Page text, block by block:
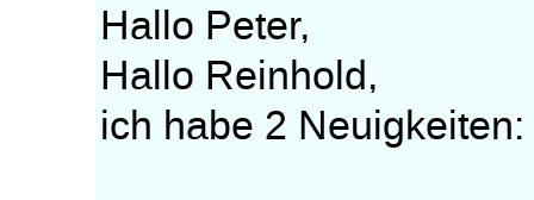
Hallo Peter,
Hallo Reinhold,
ich habe 2 Neuigkeiten: